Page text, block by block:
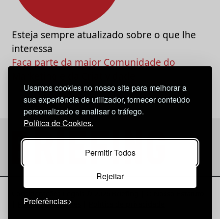
Usamos cookies no nosso site para melhorar a
sua experiência de utilizador, fornecer conteúdo
personalizado e analisar o tráfego.
Política de Cookies.
Permitir Todos
Rejeitar
Preferências
Esteja sempre atualizado sobre o que lhe
interessa
Faça parte da maior Comunidade do
Política de Cookies